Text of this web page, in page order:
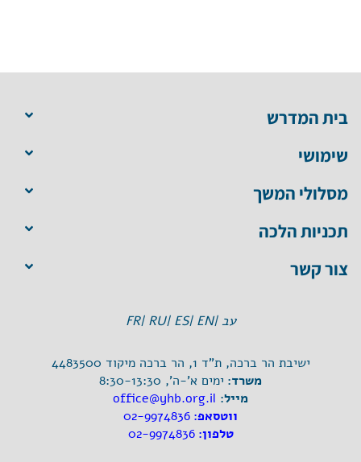
בית המדרש
שימושי
מסלולי המשך
תכניות הלכה
צור קשר
עב |EN |
ES |
RU |
FR
ישיבת הר ברכה, ת"ד 1, הר ברכה מיקוד 4483500
משרד: ימים א'-ה', 8:30-13:30
מייל: office@yhb.org.il
ווטסאפ: 02-9974836
טלפון:02-9974836